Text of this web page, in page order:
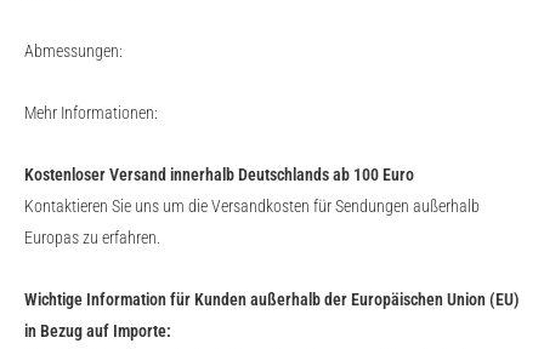
Abmessungen:
Mehr Informationen:
Kostenloser Versand innerhalb Deutschlands ab 100 Euro
Kontaktieren Sie uns um die Versandkosten für Sendungen außerhalb
Europas zu erfahren.
Wichtige Information für Kunden außerhalb der Europäischen Union (EU)
in Bezug auf Importe: